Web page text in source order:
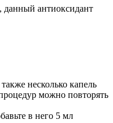
данный антиоксидант
несколько капель
можно повторять
в него 5 мл